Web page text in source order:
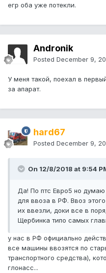
егр оба уже потекли.
Andronik
Posted December 9,
У меня такой, поехал в
за апарат.
hard67
Posted December 9,
On 12/8/2018 at 9:54
Да! По птс Евро5 но думаю
для ввоза в РФ. Ввоз
их ввезли, доки все в
Щербинка типо самых
у нас в РФ официально
все машины ввозятся по
транспортного средства),
глонасс...